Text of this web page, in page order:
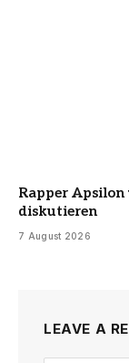
Rapper
diskutieren
7 August 2026
LEAVE A